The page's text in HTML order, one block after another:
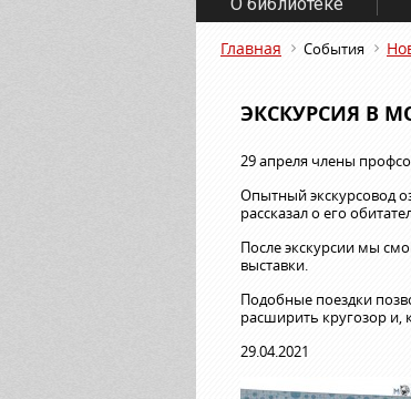
Главная События
ЭКСКУРСИЯ В
29 апреля члены
Опытный экскурсовод
рассказал о его
После экскурсии мы
выставки.
Подобные поездки
расширить кругозор и,
29.04.2021